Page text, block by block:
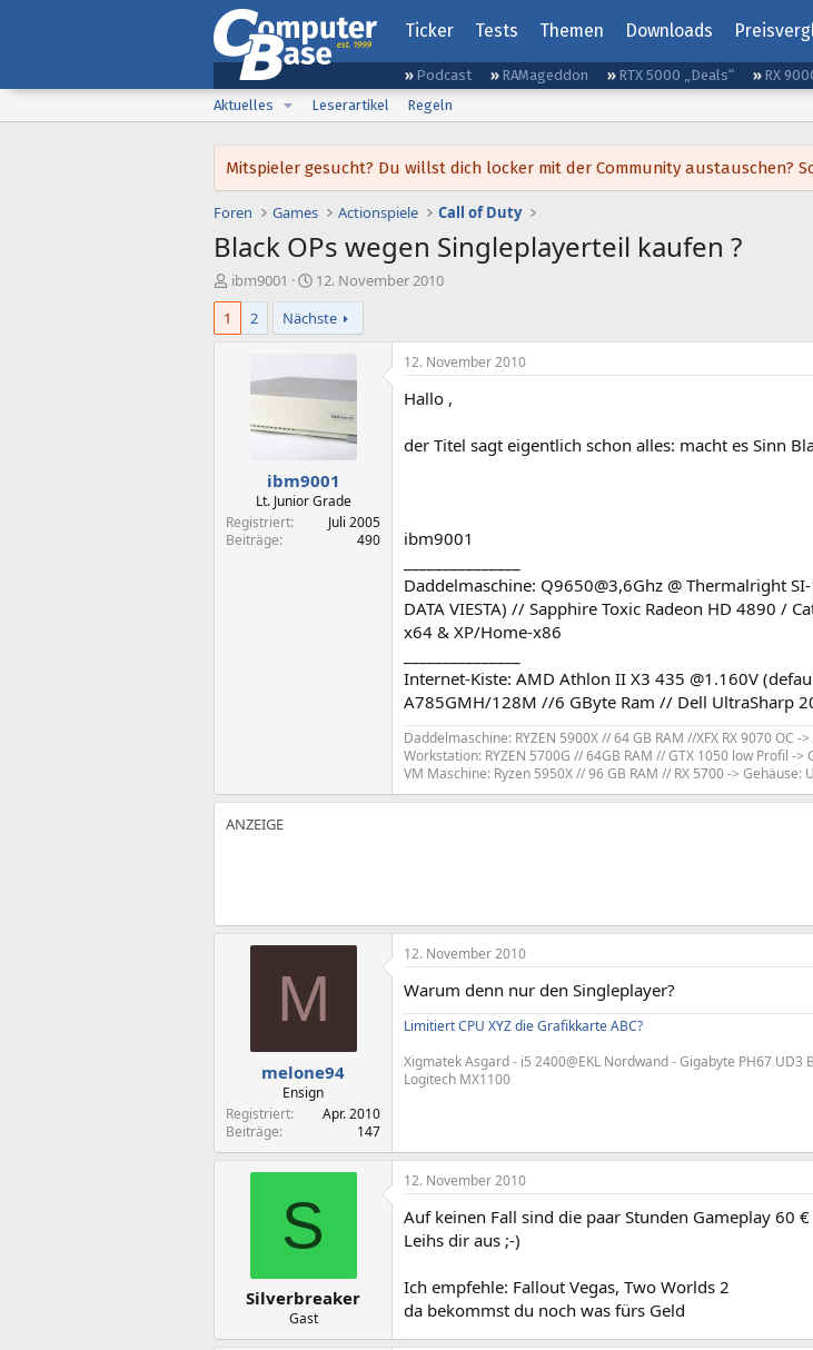
Ticker Tests Themen Downloads
Podcast RAMageddon RTX 5000 „Deals“ RX
Aktuelles
Leserartikel Regeln
Mitspieler gesucht? Du willst dich locker mit der Community austauschen?
Foren Games Actionspiele Call of Duty
Black OPs wegen Singleplayerteil kaufen ?
E
r
t
ibm9001
E
r
s
t
l
l
a
m
12. November 2010
1
2 Nächste
ibm9001
Lt. Junior Grade
Registriert
Juli 2005
Beiträge
490
12. November 2010
Hallo ,
der Titel sagt eigentlich schon alles: macht es Sinn
ibm9001
Daddelmaschine: Q9650@3,6Ghz @ Thermalright
DATA VIESTA) // Sapphire Toxic Radeon HD 4890 /
x64 & XP/Home-x86
Internet-Kiste: AMD Athlon II X3 435 @1.160V
A785GMH/128M //6 GByte Ram // Dell UltraSharp
Daddelmaschine: RYZEN 5900X // 64 GB RAM //XFX RX 9070 OC -
Workstation: RYZEN 5700G // 64GB RAM // GTX 1050 low Profil ->
VM Maschine: Ryzen 5950X // 96 GB RAM // RX 5700 -> Gehäuse:
M
melone94
Ensign
Registriert
Apr. 2010
Beiträge
147
12. November 2010
Warum denn nur den Singleplayer?
Limitiert CPU XYZ die Grafikkarte ABC?
Xigmatek Asgard - i5 2400@EKL Nordwand - Gigabyte PH67
Logitech MX1100
S
Silverbreaker
Gast
12. November 2010
Auf keinen Fall sind die paar Stunden Gameplay 60
Leihs dir aus ;-)
Ich empfehle: Fallout Vegas, Two Worlds 2
da bekommst du noch was fürs Geld